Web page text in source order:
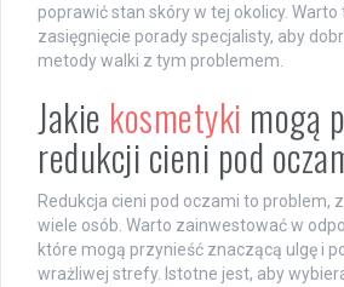
poprawić stan skóry w tej okolicy.
zasięgnięcie porady specjalisty, aby
metody walki z tym problemem.
Jakie kosmetyki mogą
redukcji cieni pod
Redukcja cieni pod oczami to problem,
wiele osób. Warto zainwestować w
które mogą przynieść znaczącą ulgę i
wrażliwej strefy. Istotne jest, aby